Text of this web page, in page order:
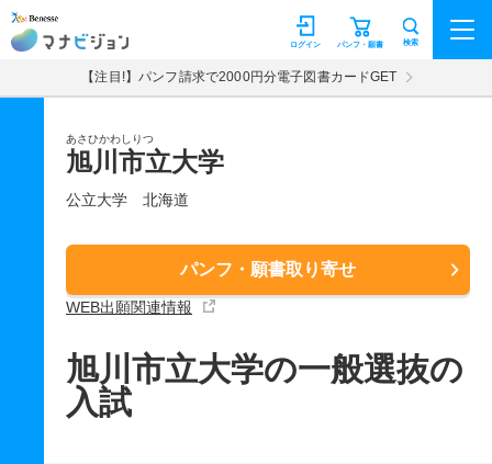
マナビジョン パンフ・願書
ログイン 検索
【注目!】パンフ請求で2000円分電子図書カードGET
あさひかわしりつ
旭川市立大学
公立大学 北海道
パンフ・願書取り寄せ
WEB出願関連情報
旭川市立大学の一般選抜の
入試